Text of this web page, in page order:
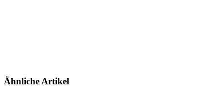
Ähnliche Artikel